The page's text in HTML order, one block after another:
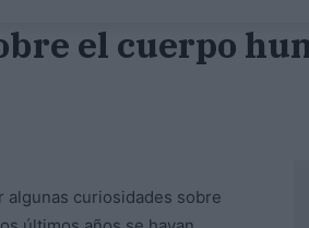
el cuerpo
algunas curiosidades sobre